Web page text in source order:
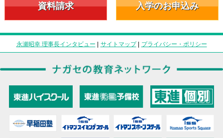
資料請求 入学のお申込み
永瀬昭幸 理事長インタビュー | サイトマップ| プライバシー・ポリシー